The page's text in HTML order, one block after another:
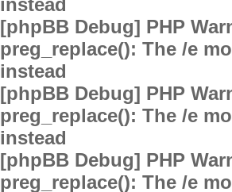
instead
[phpBB Debug] PHP
preg_replace(): The /e
instead
[phpBB Debug] PHP
preg_replace(): The /e
instead
[phpBB Debug] PHP
preg_replace(): The /e